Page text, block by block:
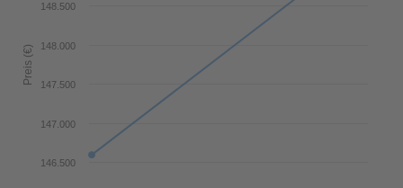
Preis (€)
146.500
147.000
147.500
148.000
148.500